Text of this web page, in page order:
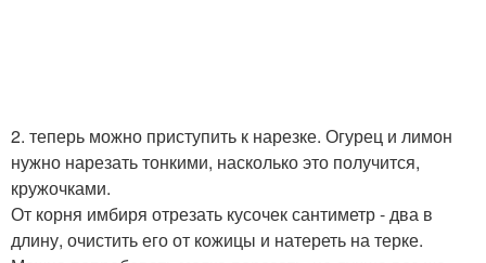
2. теперь можно приступить к нарезке. Огурец и лимон
нужно нарезать тонкими, насколько это получится,
кружочками.
От корня имбиря отрезать кусочек сантиметр - два в
длину, очистить его от кожицы и натереть на терке.